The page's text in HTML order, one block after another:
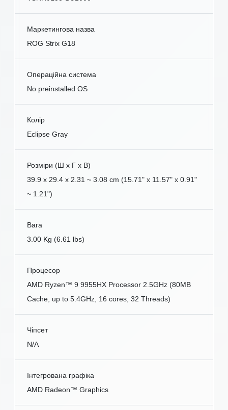
Маркетингова назва
ROG Strix G18
Операційна система
No preinstalled OS
Колір
Eclipse Gray
Розміри (Ш x Г x В)
39.9 x 29.4 x 2.31 ~ 3.08 cm (15.71" x 11.57" x 0.91"
~ 1.21")
Вага
3.00 Kg (6.61 lbs)
Процесор
AMD Ryzen™ 9 9955HX Processor 2.5GHz (80MB
Cache, up to 5.4GHz, 16 cores, 32 Threads)
Чіпсет
N/A
Інтегрована графіка
AMD Radeon™ Graphics